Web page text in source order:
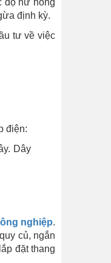
độ hư hỏng
định kỳ.
tư về việc
điện:
Dây
nghiệp.
củ, ngắn
đặt thang